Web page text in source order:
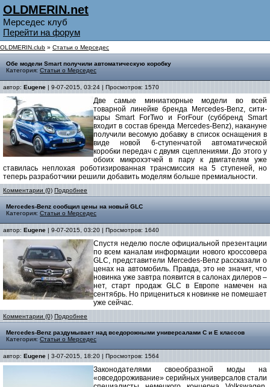
OLDMERIN.net
Мерседес клуб
Перейти на форум
OLDMERIN.club » Статьи о Мерседес
Обе модели Smart получили автоматическую коробку
Категория: Статьи о Мерседес
автор: Eugene | 9-07-2015, 03:24 | Просмотров: 1570
Две самые миниатюрные модели во всей
товарной линейке бренда Mercedes-Benz, сити-
кары Smart ForTwo и ForFour (суббренд Smart
входит в состав бренда Mercedes-Benz), накануне
получили весомую добавку в список оснащения в
виде новой 6-ступенчатой автоматической
коробки передач с двумя сцеплениями. До этого у
обоих микрохэтчей в пару к двигателям уже
ставилась неплохая роботизированная трансмиссия на 5 ступеней, но
теперь разработчики решили добавить моделям больше премиальности.
Комментарии (0) Подробнее
Mercedes-Benz сообщил цены на новый GLC
Категория: Статьи о Мерседес
автор: Eugene | 9-07-2015, 03:20 | Просмотров: 1640
Спустя неделю после официальной презентации
по всем каналам информации нового кроссовера
GLC, представители Mercedes-Benz рассказали о
ценах на автомобиль. Правда, это не значит, что
новинка уже завтра появится в салонах дилеров –
нет, старт продаж GLC в Европе намечен на
сентябрь. Но прицениться к новинке не помешает
уже сейчас.
Комментарии (0) Подробнее
Mercedes-Benz раздумывает над вседорожными универсалами C и E классов
Категория: Статьи о Мерседес
автор: Eugene | 3-07-2015, 18:20 | Просмотров: 1564
Законодателями своеобразной моды на
«овседороживание» серийных универсалов стали